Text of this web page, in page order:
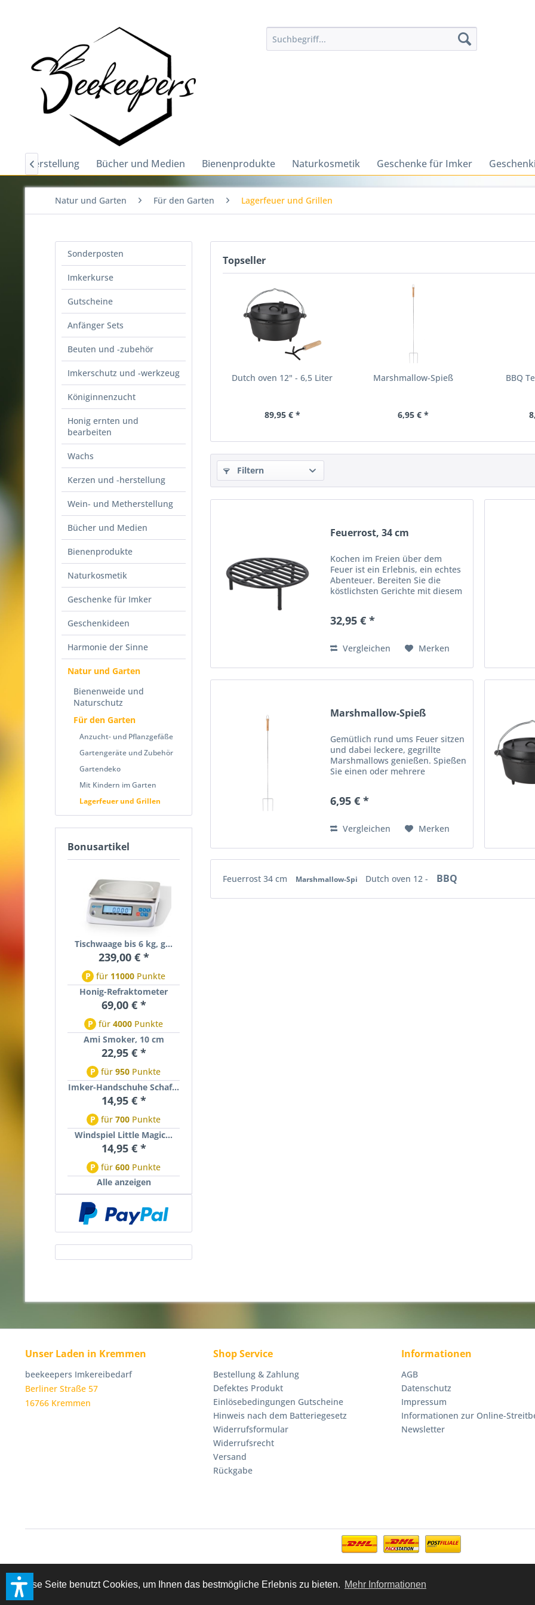
Diese Seite benutzt Cookies, um Ihnen das bestmögliche Erlebnis zu bieten. Mehr Informationen
Metherstellung Bücher und Medien Bienenprodukte Naturkosmetik Geschenke für Imker

Natur und Garten Für den Garten Lagerfeuer und Grillen
Sonderposten
Imkerkurse
Gutscheine
Anfänger Sets
Beuten und -zubehör
Imkerschutz und -werkzeug
Königinnenzucht
Honig ernten und
bearbeiten
Wachs
Kerzen und -herstellung
Wein- und Metherstellung
Bücher und Medien
Bienenprodukte
Naturkosmetik
Geschenke für Imker
Geschenkideen
Harmonie der Sinne
Natur und Garten
Bienenweide und
Naturschutz
Für den Garten
Anzucht- und Pflanzgefäße
Gartengeräte und Zubehör
Gartendeko
Mit Kindern im Garten
Lagerfeuer und Grillen
Bonusartikel
Tischwaage bis 6 kg, g...
239,00 € *
P für 11000 Punkte
Honig-Refraktometer
69,00 € *
P für 4000 Punkte
Ami Smoker, 10 cm
22,95 € *
P für 950 Punkte
Imker-Handschuhe Schaf...
14,95 € *
P für 700 Punkte
Windspiel Little Magic...
14,95 € *
P für 600 Punkte
Alle anzeigen
Topseller
Dutch oven 12" - 6,5 Liter
89,95 € *
Marshmallow-Spieß
6,95 € *
BBQ
Filtern
Feuerrost, 34 cm
Kochen im Freien über dem
Feuer ist ein Erlebnis, ein echtes
Abenteuer. Bereiten Sie die
köstlichsten Gerichte mit diesem
Feuerring oder in einem
kann....
32,95 € *
Vergleichen Merken
Marshmallow-Spieß
Gemütlich rund ums Feuer sitzen
und dabei leckere, gegrillte
Marshmallows genießen. Spießen
Sie einen oder mehrere
Holzgriff besitzt, über das Feuer.
6,95 € *
Vergleichen Merken
Feuerrost 34 cm Marshmallow-Spi Dutch oven 12 - BBQ
Unser Laden in Kremmen
beekeepers Imkereibedarf
Berliner Straße 57
16766 Kremmen
Shop Service
Bestellung & Zahlung
Defektes Produkt
Einlösebedingungen Gutscheine
Hinweis nach dem Batteriegesetz
Widerrufsformular
Widerrufsrecht
Versand
Rückgabe
Informationen
AGB
Datenschutz
Impressum
Informationen zur Online-
Newsletter
* Alle Preise inkl. gesetzl. Mehrwertsteuer zzgl.Versandkostenund ggf. Nachnahmegebühren, wenn